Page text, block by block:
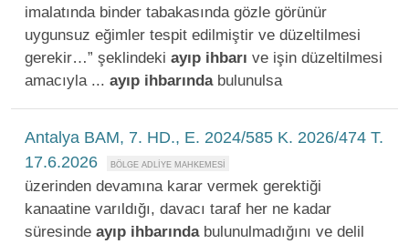
imalatında binder tabakasında gözle görünür
uygunsuz eğimler tespit edilmiştir ve düzeltilmesi
gerekir…” şeklindeki ayıp ihbarı ve işin düzeltilmesi
amacıyla ... ayıp ihbarındabulunulsa
Antalya BAM, 7. HD., E. 2024/585 K. 2026/474 T.
17.6.2026
üzerinden devamına karar vermek gerektiği
kanaatine varıldığı, davacı taraf her ne kadar
süresinde ayıp ihbarındabulunulmadığını ve delil